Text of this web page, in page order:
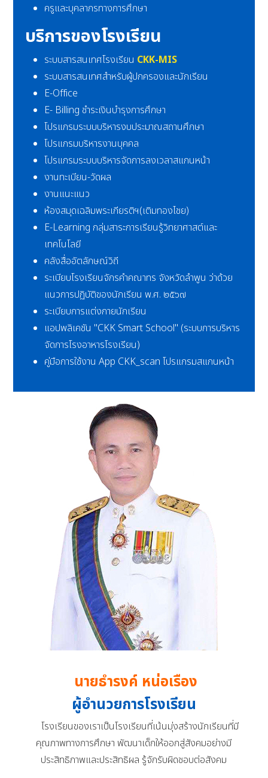
ครูและบุคลากรทางการศึกษา
บริการของโรงเรียน
ระบบสารสนเทศโรงเรียน CKK-MIS
ระบบสารสนเทศสำหรับผู้ปกครองและนักเรียน
E-Office
E- Billing ชำระเงินบำรุงการศึกษา
โปรแกรมระบบบริหารงบประมาณสถานศึกษา
โปรแกรมบริหารงานบุคคล
โปรแกรมระบบบริหารจัดการลงเวลาสแกนหน้า
งานทะเบียน-วัดผล
งานแนะแนว
ห้องสมุดเฉลิมพระเกียรติฯ(เติมทองไชย)
E-Learning กลุ่มสาระการเรียนรู้วิทยาศาสต์และ
เทคโนโลยี
คลังสื่ออัตลักษณ์วิถี
ระเบียบโรงเรียนจักรคำคณาทร จังหวัดลำพูน ว่าด้วย
แนวการปฏิบัติของนักเรียน พ.ศ. ๒๕๖๗
ระเบียบการแต่งกายนักเรียน
แอปพลิเคชัน "CKK Smart School" (ระบบการบริหาร
จัดการโรงอาหารโรงเรียน)
คู่มือการใช้งาน App CKK_scan โปรแกรมสแกนหน้า
ผู้อำนวยการ
โรงเรียนจักรคำ
คณาทร จังหวัด
ลำพูน
นายธำรงค์ หน่อเรือง
ผู้อำนวยการโรงเรียน
โรงเรียนของเราเป็นโรงเรียนที่เน้นมุ่งสร้างนักเรียนที่มี
คุณภาพทางการศึกษา พัฒนาเด็กให้ออกสู่สังคมอย่างมี
ประสิทธิภาพและประสิทธิผล รู้จักรับผิดชอบต่อสังคม